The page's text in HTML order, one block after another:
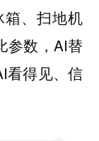
箱、扫地机
数，AI替
看得见、信